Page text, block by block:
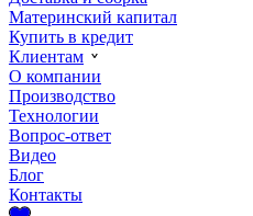
Материнский капитал
Купить в кредит
Клиентам
О компании
Производство
Технологии
Вопрос-ответ
Видео
Блог
Контакты